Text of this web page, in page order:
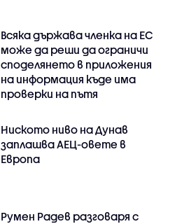
Всяка държава членка на ЕС
може да реши да ограничи
споделянето в приложения
на информация къде има
проверки на пътя
Ниското ниво на Дунав
заплашва АЕЦ-овете в
Европа
Румен Радев разговаря с